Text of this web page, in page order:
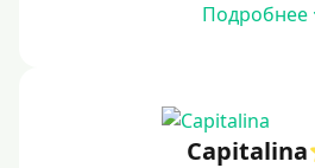
Подробнее
Capitalina